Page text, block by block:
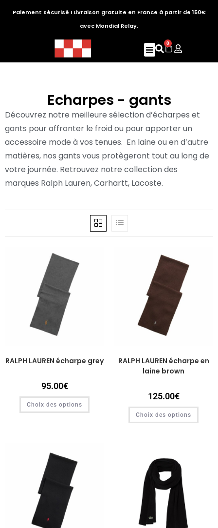
Paiement sécurisé I Livraison gratuite en France à partir de 150€
avec Mondial Relay.
0
Echarpes - gants
Découvrez notre meilleure sélection d’écharpes et
gants pour affronter le froid ou pour apporter un
accessoire mode à vos tenues. En laine ou en d’autre
matières, nos gants vous protègeront tout au long de
votre journée. Retrouvez notre collection des
marques Ralph Lauren, Carhartt, Lacoste.
RALPH LAUREN écharpe grey
95.00€
Choix des options
RALPH LAUREN écharpe en
laine brown
125.00€
Choix des options